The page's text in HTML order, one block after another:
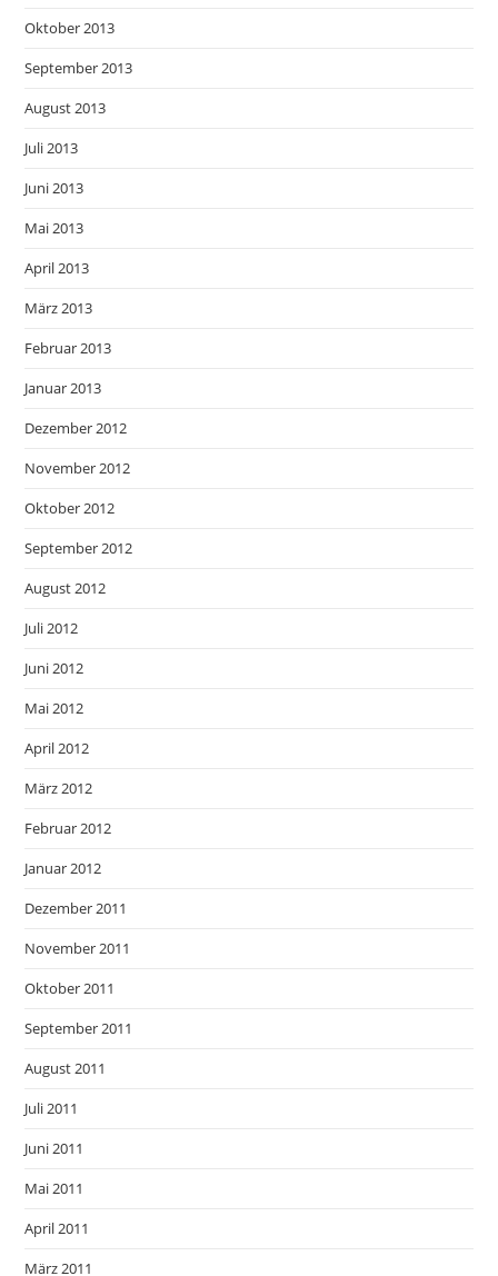
Oktober 2013
September 2013
August 2013
Juli 2013
Juni 2013
Mai 2013
April 2013
März 2013
Februar 2013
Januar 2013
Dezember 2012
November 2012
Oktober 2012
September 2012
August 2012
Juli 2012
Juni 2012
Mai 2012
April 2012
März 2012
Februar 2012
Januar 2012
Dezember 2011
November 2011
Oktober 2011
September 2011
August 2011
Juli 2011
Juni 2011
Mai 2011
April 2011
März 2011